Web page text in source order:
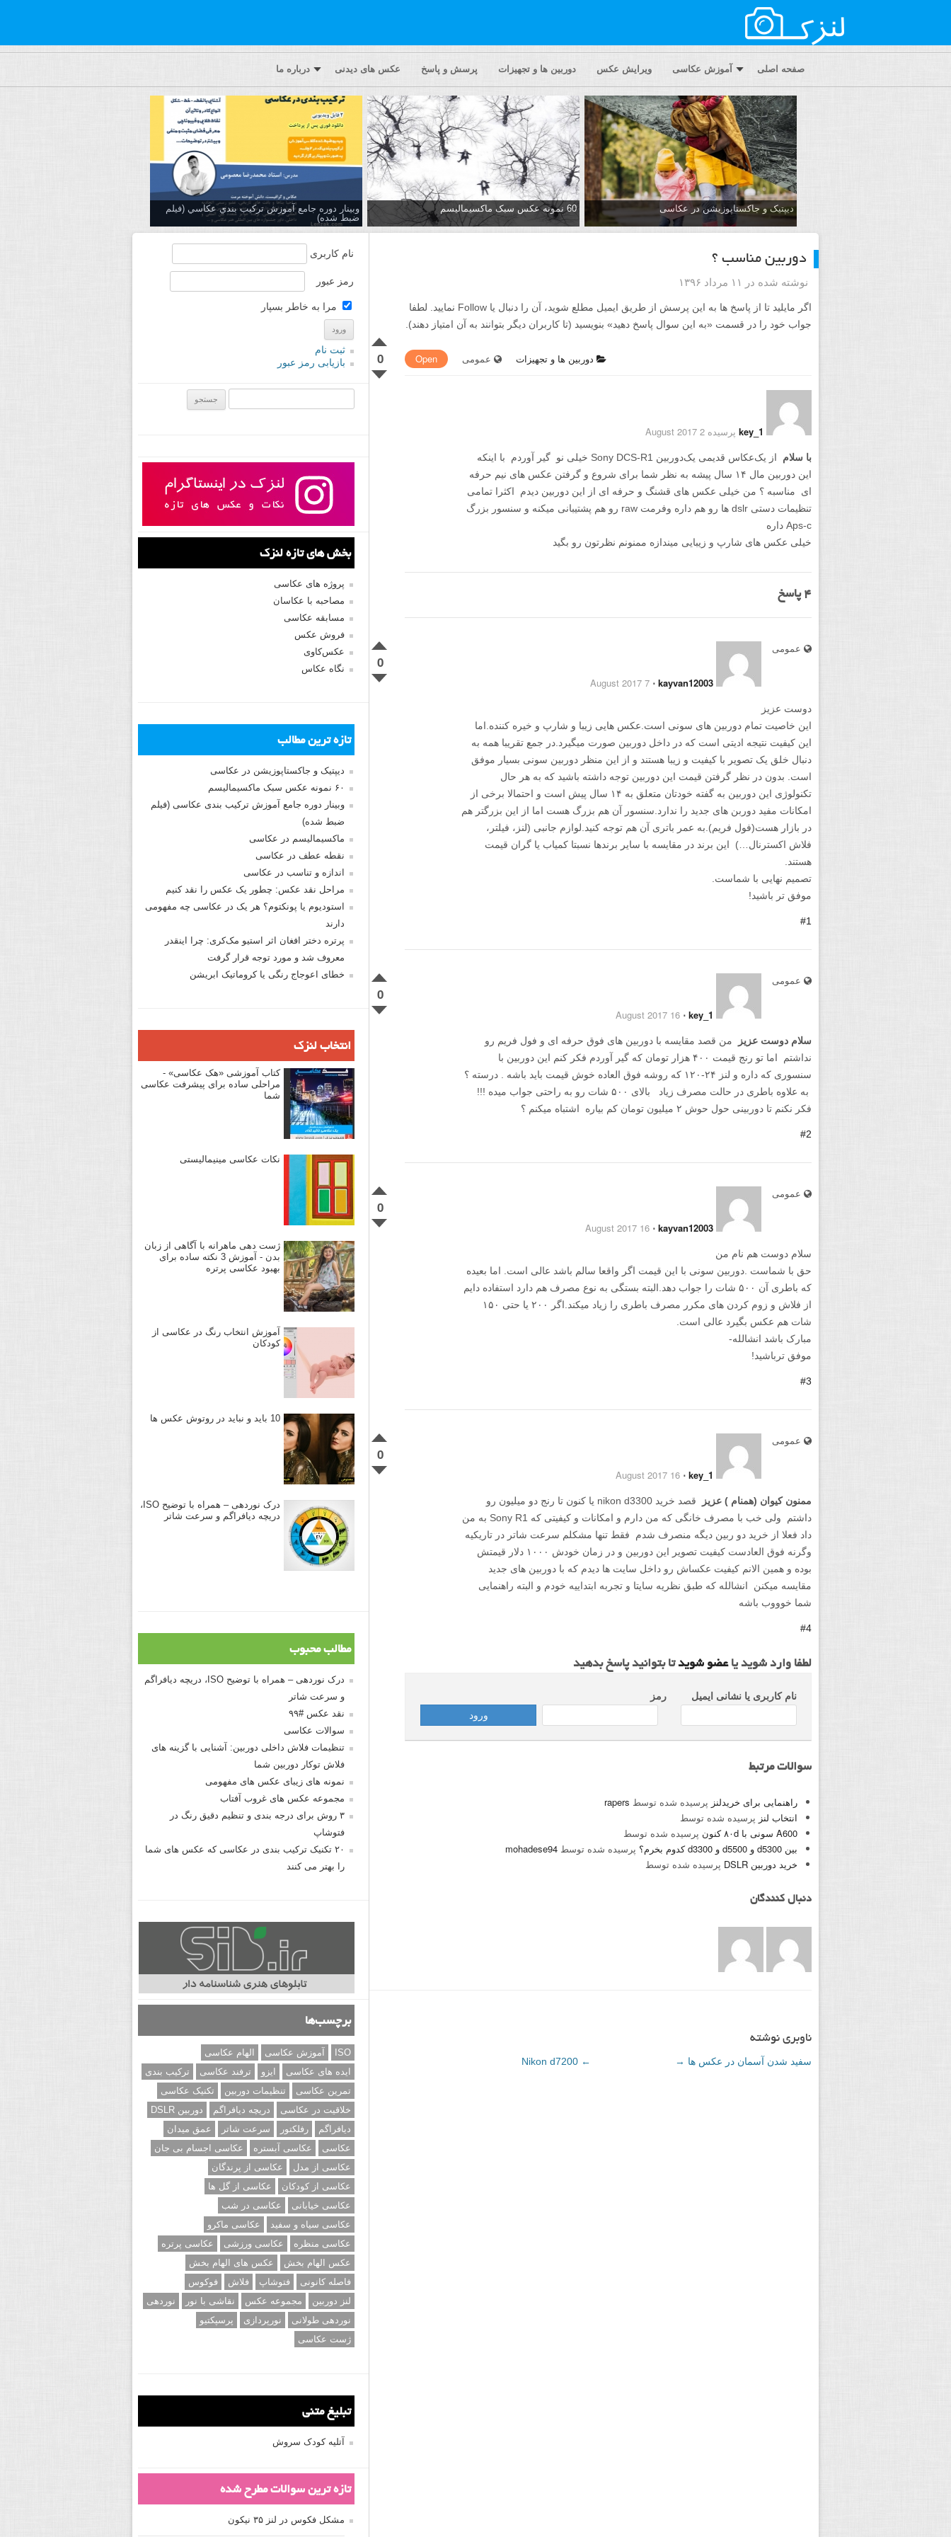
صفحه اصلی آموزش عکاسی ویرایش عکس دوربین ها و تجهیزات پرسش و پاسخ عکس های دیدنی درباره ما
دیپتیک و جاکستا‌پوزیشن در عکاسی 60 نمونه عکس سبک ماکسیمالیسم
وبینار دوره جامع آموزش تركيب بندي عكاسي (فیلم
ضبط شده)
دوربین مناسب ؟
نوشته شده در ۱۱ مرداد ۱۳۹۶
اگر مایلید تا از پاسخ ها به این پرسش از طریق ایمیل مطلع شوید، آن را دنبال یا Follow نمایید. لطفا
جواب خود را در قسمت «به این سوال پاسخ دهید» بنویسید (تا کاربران دیگر بتوانند به آن امتیاز دهند).
0 Open عمومی دوربین ها و تجهیزات
key_1 پرسیده 2 August 2017
با سلام
از یک‌عکاس قدیمی یک‌دوربین Sony DCS-R1 خیلی نو گیر آوردم با اینکه
این دوربین مال ۱۴ سال پیشه به نظر شما برای شروع و گرفتن عکس های نیم حرفه
ای مناسبه ؟ من خیلی عکس های قشنگ و حرفه ای از این دوربین دیدم اکثرا تمامی
تنظیمات دستی dslr ها رو هم داره وفرمت raw رو هم پشتیبانی میکنه و سنسور بزرگ
Aps-c داره
خیلی عکس های شارپ و زیبایی میندازه ممنونم نظرتون رو بگید
4 پاسخ
0
عمومی
kayvan12003
⋅
7 August 2017
دوست عزیز
این خاصیت تمام دوربین های سونی است.عکس هایی زیبا و شارپ و خیره کننده.اما
این کیفیت نتیجه ادیتی است که در داخل دوربین صورت میگیرد.در جمع تقریبا همه به
دنبال خلق یک تصویر با کیفیت و زیبا هستند و از این منظر دوربین سونی بسیار موفق
است. بدون در نظر گرفتن قیمت این دوربین توجه داشته باشید که به هر حال
تکنولوژی این دوربین به گفته خودتان متعلق به ۱۴ سال پیش است و احتمالا برخی از
امکانات مفید دوربن های جدید را ندارد.سنسور آن هم بزرگ هست اما از این بزرگتر هم
در بازار هست(فول فریم).به عمر باتری آن هم توجه کنید.لوازم جانبی (لنز، فیلتر،
فلاش اکسترنال…) این برند در مقایسه با سایر برندها نسبتا کمیاب یا گران قیمت
هستند.
تصمیم نهایی با شماست.
موفق تر باشید!
#1
0
عمومی
key_1
⋅
16 August 2017
سلام دوست عزیز
من قصد مقایسه با دوربین های فوق حرفه ای و فول فریم رو
نداشتم اما تو رنج قیمت ۴۰۰ هزار تومان که گیر آوردم فکر کنم این دوربین با
سنسوری که داره و لنز ۲۴-۱۲۰ که روشه فوق العاده خوش قیمت باید باشه . درسته ؟
به علاوه باطری در حالت مصرف زیاد بالای ۵۰۰ شات رو به راحتی جواب میده !!!
فکر نکنم تا دوربینی حول حوش ۲ میلیون تومان کم بیاره اشتباه میکنم ؟
#2
0
عمومی
kayvan12003
⋅
16 August 2017
سلام دوست هم نام من
حق با شماست .دوربین سونی با این قیمت اگر واقعا سالم باشد عالی است. اما بعیده
که باطری آن ۵۰۰ شات را جواب دهد.البته بستگی به نوع مصرف هم دارد استفاده دایم
از فلاش و زوم کردن های مکرر مصرف باطری را زیاد میکند.اگر ۲۰۰ یا حتی ۱۵۰
شات هم عکس بگیرد عالی است.
مبارک باشد انشالله-
موفق ترباشید!
#3
0
عمومی
key_1
⋅
16 August 2017
ممنون کیوان (همنام ) عزیز
قصد خرید nikon d3300 یا کنون تا رنج دو میلیون رو
داشتم ولی خب با مصرف خانگی که من دارم و امکانات و کیفیتی که Sony R1 به من
داد فعلا از خرید دو ربین دیگه منصرف شدم فقط تنها مشکلم سرعت شاتر در تاریکیه
وگرنه فوق العادست کیفیت تصویر این دوربین و در زمان خودش ۱۰۰۰ دلار قیمتش
بوده و همین الانم کیفیت عکساش رو داخل سایت ها دیدم که با دوربین های جدید
مقایسه میکنن انشالله که طبق نظریه سایتا و تجربه ابتداییه خودم و البته راهنمایی
شما خوووب باشه
#4
لطفا وارد شوید یاعضو شویدتا بتوانید پاسخ بدهید
نام کاربری یا نشانی ایمیل رمز
سوالات مرتبط
راهنمایی برای خریدلنز پرسیده شده توسط rapers
انتخاب لنز پرسیده شده توسط
A600 سونی با ۸۰d کنون
پرسیده شده توسط
بین d5300 و d5500 و d3300 کدوم بخرم؟
پرسیده شده توسط mohadese94
خرید دوربین DSLR
پرسیده شده توسط
دنبال کنندگان
ناوبری نوشته
←
Nikon d7200 سفید شدن آسمان در عکس ها →
نام کاربری
رمز عبور
مرا به خاطر بسپار
ثبت نام
بازیابی رمز عبور
بخش های تازه لنزک
پروژه های عکاسی
مصاحبه با عکاسان
مسابقه عکاسی
فروش عکس
عکس‌کاوی
نگاه عکاس
تازه ترین مطالب
دیپتیک و جاکستا‌پوزیشن در عکاسی
۶۰ نمونه عکس سبک ماکسیمالیسم
وبینار دوره جامع آموزش ترکیب بندی عکاسی (فیلم
ضبط شده)
ماکسیمالیسم در عکاسی
نقطه عطف در عکاسی
اندازه و تناسب در عکاسی
مراحل نقد عکس: چطور یک عکس را نقد کنیم
استودیوم یا پونکتوم؟ هر یک در عکاسی چه مفهومی
دارند
پرتره دختر افغان اثر استیو مک‌کری: چرا اینقدر
معروف شد و مورد توجه قرار گرفت
خطای اعوجاج رنگی یا کروماتیک ابریشن
انتخاب لنزک
کتاب آموزشی «هک عکاسی» -
مراحلی ساده برای پیشرفت عکاسی
شما
نکات عکاسی مینیمالیستی
ژست دهی ماهرانه با آگاهی از زبان
بدن - آموزش 3 نکته ساده برای
بهبود عکاسی پرتره
آموزش انتخاب رنگ در عکاسی از
کودکان
10 باید و نباید در روتوش عکس ها
درک نوردهی – همراه با توضیح ISO،
دریچه دیافراگم و سرعت شاتر
مطالب محبوب
درک نوردهی – همراه با توضیح ISO، دریچه دیافراگم
و سرعت شاتر
نقد عکس #۹۹
سوالات عکاسی
تنظیمات فلاش داخلی دوربین: آشنایی با گزینه های
فلاش توکار دوربین شما
نمونه های زیبای عکس های مفهومی
مجموعه عکس های غروب آفتاب
۳ روش برای درجه بندی و تنظیم دقیق رنگ در
فتوشاپ
۲۰ تکنیک ترکیب بندی در عکاسی که عکس های شما
را بهتر می کنند
برچسب‌ها
ISO آموزش عکاسی
الهام عکاسی
ایده های عکاسی
ایزو ترفند عکاسی
ترکیب بندی
تمرین عکاسی
تنظیمات دوربین
تکنیک عکاسی
خلاقیت در عکاسی
دریچه دیافراگم
دوربین DSLR
دیافراگم
رفلکتور سرعت شاتر
عمق میدان
عکاسی
عکاسی آبستره
عکاسی اجسام بی جان
عکاسی از مدل
عکاسی از پرندگان
عکاسی از کودکان
عکاسی از گل ها
عکاسی خیابانی
عکاسی در شب
عکاسی سیاه و سفید
عکاسی ماکرو
عکاسی منظره
عکاسی ورزشی
عکاسی پرتره
عکس الهام بخش
عکس های الهام بخش
فاصله کانونی
فتوشاپ فلاش
فوکوس
لنز دوربین
مجموعه عکس نقاشی با نور
نوردهی
نوردهی طولانی
نورپردازی
پرسپکتیو
ژست عکاسی
تبلیغ متنی
آتلیه کودک سروش
تازه ترین سوالات مطرح شده
مشکل فکوس در لنز ۳۵ نیکون